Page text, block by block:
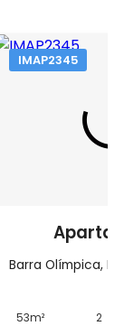
IMAP2345
Barra Olímpica,
53m² 2